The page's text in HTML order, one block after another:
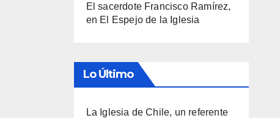
El sacerdote Francisco Ramírez,
en El Espejo de la Iglesia
Lo Último
La Iglesia de Chile, un referente